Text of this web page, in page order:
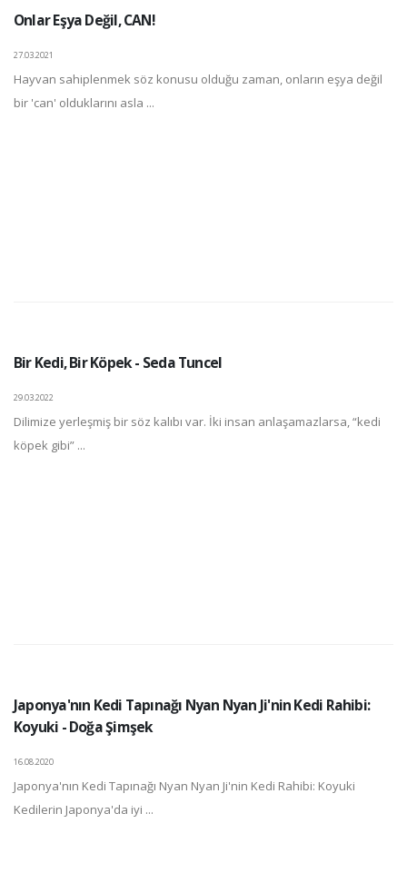
Onlar Eşya Değil, CAN!
27.03.2021
Hayvan sahiplenmek söz konusu olduğu zaman, onların eşya değil
bir 'can' olduklarını asla ...
Bir Kedi, Bir Köpek - Seda Tuncel
29.03.2022
Dilimize yerleşmiş bir söz kalıbı var. İki insan anlaşamazlarsa, “kedi
köpek gibi” ...
Japonya'nın Kedi Tapınağı Nyan Nyan Ji'nin Kedi Rahibi:
Koyuki - Doğa Şimşek
16.08.2020
Japonya'nın Kedi Tapınağı Nyan Nyan Ji'nin Kedi Rahibi: Koyuki
Kedilerin Japonya'da iyi ...